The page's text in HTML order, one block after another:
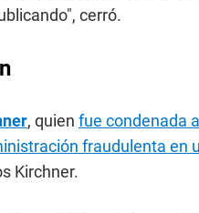
cerró.
, quien fue condenada
fraudulenta en
Kirchner.